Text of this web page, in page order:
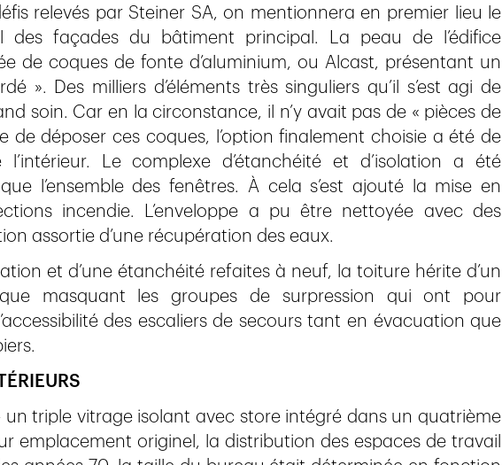
relevés par Steiner SA, on mentionnera en premier lieu le
des façades du bâtiment principal. La peau de l’édifice
de coques de fonte d’aluminium, ou Alcast, présentant un
». Des milliers d’éléments très singuliers qu’il s’est agi de
soin. Car en la circonstance, il n’y avait pas de « pièces de
de déposer ces coques, l’option finalement choisie a été de
Le complexe d’étanchéité et d’isolation a été
l’ensemble des fenêtres. À cela s’est ajouté la mise en
incendie. L’enveloppe a pu être nettoyée avec des
assortie d’une récupération des eaux.
et d’une étanchéité refaites à neuf, la toiture hérite d’un
masquant les groupes de surpression qui ont pour
des escaliers de secours tant en évacuation que
un triple vitrage isolant avec store intégré dans un quatrième
emplacement originel, la distribution des espaces de travail